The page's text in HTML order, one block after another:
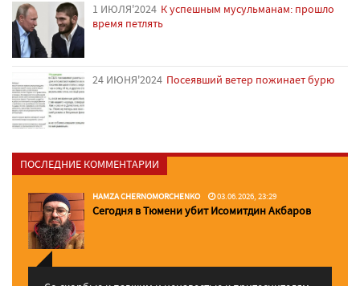
1 ИЮЛЯ'2024 К успешным мусульманам: прошло
время петлять
24 ИЮНЯ'2024 Посеявший ветер пожинает бурю
ПОСЛЕДНИЕ КОММЕНТАРИИ
HAMZA CHERNOMORCHENKO 03.06.2026, 23:29
Сегодня в Тюмени убит Исомитдин Акбаров